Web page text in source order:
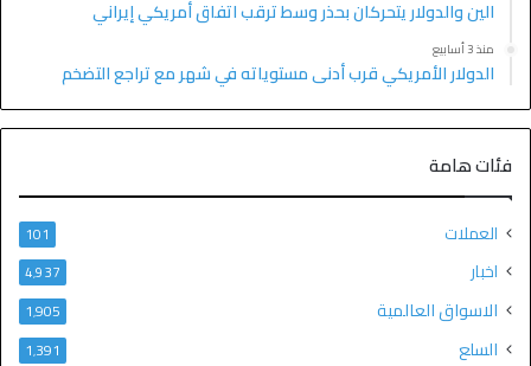
الين والدولار يتحركان بحذر وسط ترقب اتفاق أمريكي إيراني
منذ 3 أسابيع
الدولار الأمريكي قرب أدنى مستوياته في شهر مع تراجع التضخم
فئات هامة
العملات 101
اخبار 4٬937
الاسواق العالمية 1٬905
السلع 1٬391